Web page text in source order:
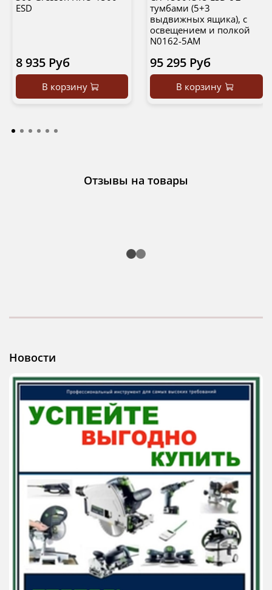
ESD
8 935 Руб
В корзину
тумбами (5+3
выдвижных ящика), с
освещением и полкой
N0162-5AM
95 295 Руб
В корзину
Отзывы на товары
Новости